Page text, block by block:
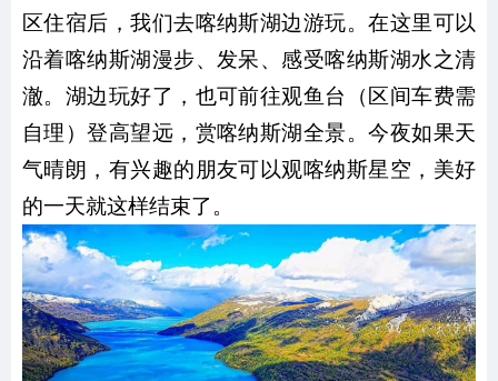
区住宿后，我们去喀纳斯湖边游玩。在这里可以
沿着喀纳斯湖漫步、发呆、感受喀纳斯湖水之清
澈。湖边玩好了，也可前往观鱼台（区间车费需
自理）登高望远，赏喀纳斯湖全景。今夜如果天
气晴朗，有兴趣的朋友可以观喀纳斯星空，美好
的一天就这样结束了。